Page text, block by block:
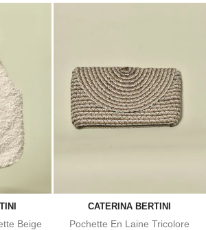
Beige
CATERINA BERTINI
Pochette En Laine Tricolore